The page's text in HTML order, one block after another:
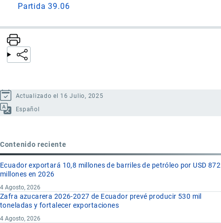
Partida 39.06
Actualizado el 16 Julio, 2025
Español
Contenido reciente
Ecuador exportará 10,8 millones de barriles de petróleo por USD 872
millones en 2026
4 Agosto, 2026
Zafra azucarera 2026-2027 de Ecuador prevé producir 530 mil
toneladas y fortalecer exportaciones
4 Agosto, 2026